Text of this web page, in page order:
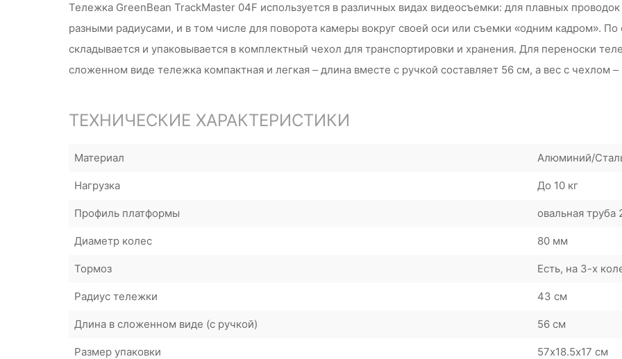
Тележка GreenBean TrackMaster 04F используется в различных видах видеосъемки: для плавных
разными радиусами, и в том числе для поворота камеры вокруг своей оси или съемки «одним кадром».
складывается и упаковывается в комплектный чехол для транспортировки и хранения. Для переноски
сложенном виде тележка компактная и легкая – длина вместе с ручкой составляет 56 см, а вес с чехлом –
ТЕХНИЧЕСКИЕ ХАРАКТЕРИСТИКИ
Материал Алюминий/
Нагрузка До 10 кг
Профиль платформы овальная труба
Диаметр колес 80 мм
Тормоз Есть, на 3-х
Радиус тележки 43 см
Длина в сложенном виде (с ручкой) 56 см
Размер упаковки 57х18.5х17 см